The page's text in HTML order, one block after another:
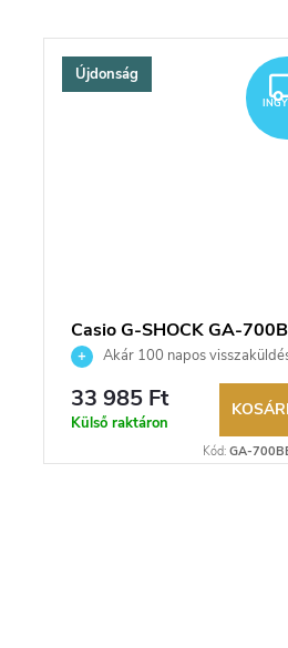
INGYENES
Újdonság
Casio G-SHOCK GA-
1AER karóra
Akár 100 napos
lehetőség. Hivatalos
33 985 Ft
Külső raktáron
Kód: GA-